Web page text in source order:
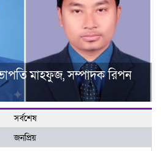
মাহফুজ, সম্পাদক রিপন
সর্বশেষ
জনপ্রিয়